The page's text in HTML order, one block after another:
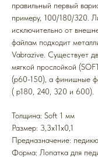
правильный первый
примеру, 100/180/320.
исключительно от
файлам подходит
Vabrazive. Существует
мягкой прослойкой
(р60-150), а финишные
( р180, 240, 320 и 600).
Толщина: Soft 1 мм
Размер: 3,3x11x0,1
Предназначение:
Форма: Лопатка для